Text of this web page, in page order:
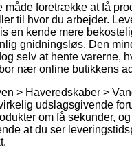
måde foretrække at få
til hvor du arbejder.
en kende mere
gnidningsløs. Den
selv at hente varerne,
nær online butikkens
> Haveredskaber >
udslagsgivende
om få sekunder,
at du ser